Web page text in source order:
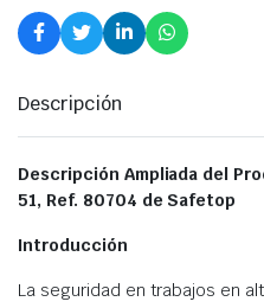
Descripción
Descripción Ampliada del
51, Ref. 80704 de Safetop
Introducción
La seguridad en trabajos en